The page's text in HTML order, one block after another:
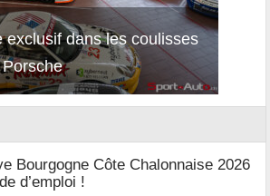
exclusif dans les coulisses
Bourgogne Côte Chalonnaise 2026
d’emploi !